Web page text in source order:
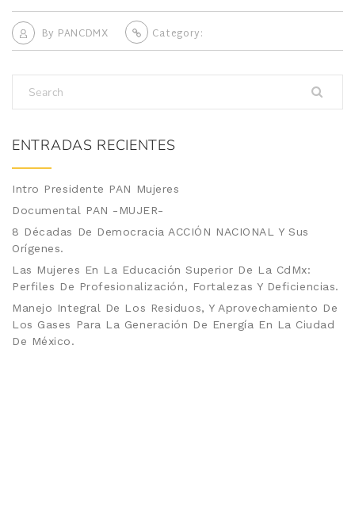
By PANCDMX Category:
ENTRADAS RECIENTES
Intro Presidente PAN Mujeres
Documental PAN -MUJER-
8 Décadas De Democracia ACCIÓN NACIONAL Y Sus
Orígenes.
Las Mujeres En La Educación Superior De La CdMx:
Perfiles De Profesionalización, Fortalezas Y Deficiencias.
Manejo Integral De Los Residuos, Y Aprovechamiento De
Los Gases Para La Generación De Energía En La Ciudad
De México.